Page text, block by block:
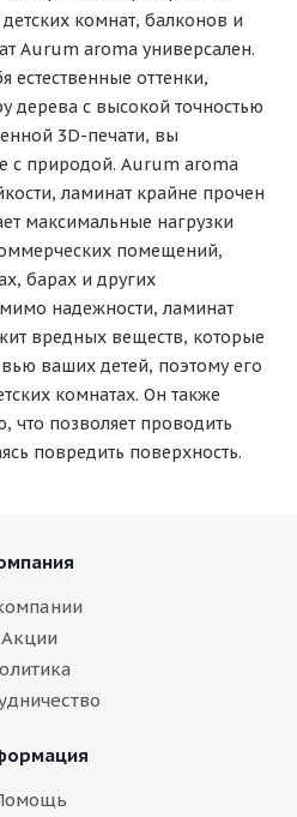
комнат, балконов и
Aurum aroma универсален.
естественные оттенки,
дерева с высокой точностью
3D-печати, вы
с природой. Aurum aroma
ламинат крайне прочен
максимальные нагрузки
помещений,
барах и других
надежности, ламинат
вредных веществ, которые
ваших детей, поэтому его
комнатах. Он также
что позволяет проводить
повредить поверхность.
Акции